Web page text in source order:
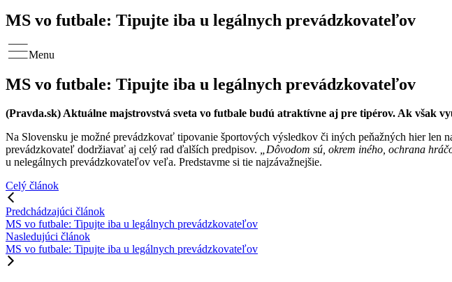
MS vo futbale: Tipujte iba u legálnych prevádzkovateľov
Menu
MS vo futbale: Tipujte iba u legálnych prevádzkovateľov
(Pravda.sk) Aktuálne majstrovstvá sveta vo futbale budú atraktívne aj pre tipérov. Ak však
Na Slovensku je možné prevádzkovať tipovanie športových výsledkov či iných peňažných hier
prevádzkovateľ dodržiavať aj celý rad ďalších predpisov. „Dôvodom sú, okrem iného, ochrana
u nelegálnych prevádzkovateľov veľa. Predstavme si tie najzávažnejšie.
Celý článok
Predchádzajúci článok
MS vo futbale: Tipujte iba u legálnych prevádzkovateľov
Nasledujúci článok
MS vo futbale: Tipujte iba u legálnych prevádzkovateľov